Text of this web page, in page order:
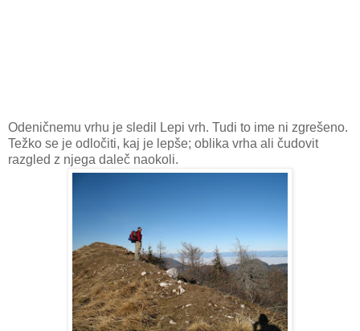
Odeničnemu vrhu je sledil Lepi vrh. Tudi to ime ni zgrešeno.
Težko se je odločiti, kaj je lepše; oblika vrha ali čudovit
razgled z njega daleč naokoli.